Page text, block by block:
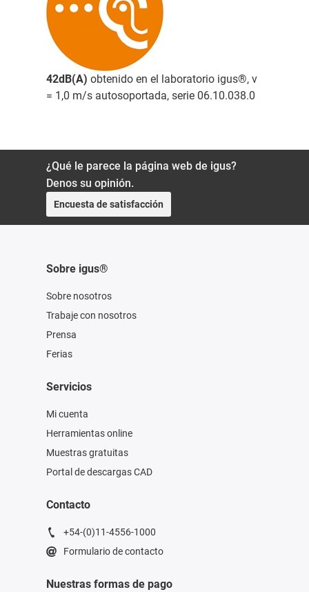
42dB(A) obtenido en el laboratorio igus®, v
= 1,0 m/s autosoportada, serie 06.10.038.0
¿Qué le parece la página web de igus?
Denos su opinión.
Encuesta de satisfacción
Sobre igus®
Sobre nosotros
Trabaje con nosotros
Prensa
Ferias
Servicios
Mi cuenta
Herramientas online
Muestras gratuitas
Portal de descargas CAD
Contacto
+54-(0)11-4556-1000
Formulario de contacto
Nuestras formas de pago